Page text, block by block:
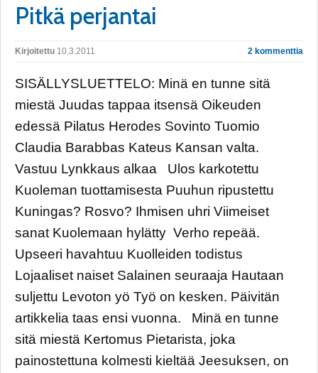
Pitkä perjantai
Kirjoitettu 10.3.2011 2 kommenttia
SISÄLLYSLUETTELO: Minä en tunne sitä
miestä Juudas tappaa itsensä Oikeuden
edessä Pilatus Herodes Sovinto Tuomio
Claudia Barabbas Kateus Kansan valta.
Vastuu Lynkkaus alkaa Ulos karkotettu
Kuoleman tuottamisesta Puuhun ripustettu
Kuningas? Rosvo? Ihmisen uhri Viimeiset
sanat Kuolemaan hylätty Verho repeää.
Upseeri havahtuu Kuolleiden todistus
Lojaaliset naiset Salainen seuraaja Hautaan
suljettu Levoton yö Työ on kesken. Päivitän
artikkelia taas ensi vuonna. Minä en tunne
sitä miestä Kertomus Pietarista, joka
painostettuna kolmesti kieltää Jeesuksen, on